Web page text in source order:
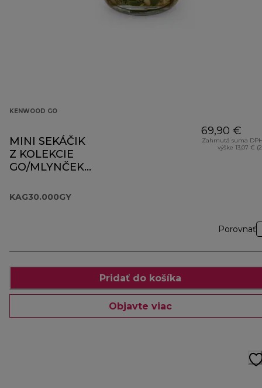
KENWOOD GO
MINI SEKÁČIK
Z KOLEKCIE
GO/MLYNČEK
KAG30.000GY
69,90 €
Zahrnutá suma
výške 13,07 €
Porovnať
Pridať do košíka
Objavte viac